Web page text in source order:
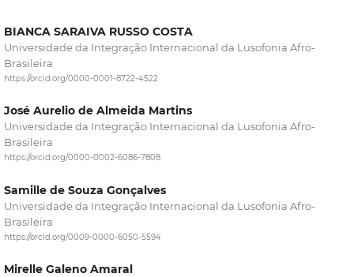
BIANCA SARAIVA RUSSO COSTA
Universidade da Integração Internacional da Lusofonia Afro-
Brasileira
https://orcid.org/0000-0001-8722-4522
José Aurelio de Almeida Martins
Universidade da Integração Internacional da Lusofonia Afro-
Brasileira
https://orcid.org/0000-0002-6086-7808
Samille de Souza Gonçalves
Universidade da Integração Internacional da Lusofonia Afro-
Brasileira
https://orcid.org/0009-0000-6050-5594
Mirelle Galeno Amaral